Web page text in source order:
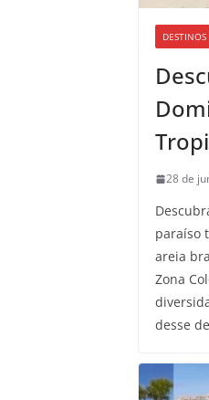
DESTINOS
28 de
paraíso
areia
Zona
desse